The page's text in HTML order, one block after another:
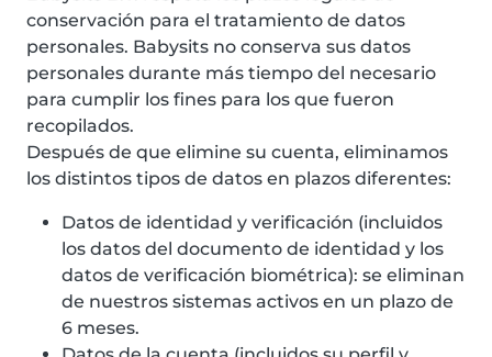
conservación para el tratamiento de datos
personales. Babysits no conserva sus datos
personales durante más tiempo del necesario
para cumplir los fines para los que fueron
recopilados.
Después de que elimine su cuenta, eliminamos
los distintos tipos de datos en plazos diferentes:
Datos de identidad y verificación (incluidos
los datos del documento de identidad y los
datos de verificación biométrica): se eliminan
de nuestros sistemas activos en un plazo de
6 meses.